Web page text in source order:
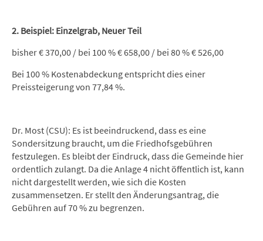
2. Beispiel: Einzelgrab, Neuer Teil
bisher € 370,00 / bei 100 % € 658,00 / bei 80 % € 526,00
Bei 100 % Kostenabdeckung entspricht dies einer
Preissteigerung von 77,84 %.
Dr. Most (CSU): Es ist beeindruckend, dass es eine
Sondersitzung braucht, um die Friedhofsgebühren
festzulegen. Es bleibt der Eindruck, dass die Gemeinde hier
ordentlich zulangt. Da die Anlage 4 nicht öffentlich ist, kann
nicht dargestellt werden, wie sich die Kosten
zusammensetzen. Er stellt den Änderungsantrag, die
Gebühren auf 70 % zu begrenzen.